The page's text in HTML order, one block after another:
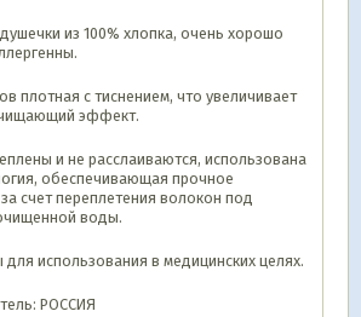
из 100% хлопка, очень хорошо
плотная с тиснением, что увеличивает
эффект.
и не расслаиваются, использована
обеспечивающая прочное
счет переплетения волокон под
воды.
использования в медицинских целях.
РОССИЯ